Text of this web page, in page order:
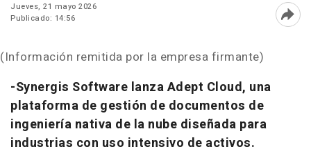
Jueves, 21 mayo 2026
Publicado: 14:56
(Información remitida por la empresa firmante)
-Synergis Software lanza Adept Cloud, una
plataforma de gestión de documentos de
ingeniería nativa de la nube diseñada para
industrias con uso intensivo de activos.